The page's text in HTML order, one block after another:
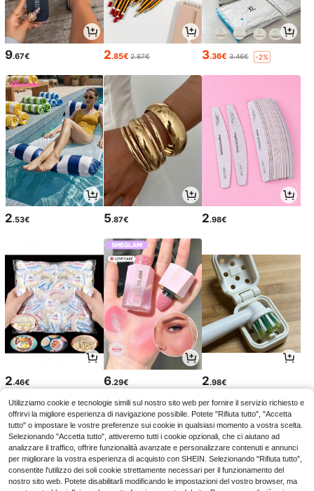
9.67€ 2.85€ 2.87€ 3.36€ 3.46€ -2%
2.53€ 5.87€ 2.98€
2.46€ 6.29€ 2.98€
Utilizziamo cookie e tecnologie simili sul nostro sito web per fornire il servizio richiesto e
offrirvi la migliore esperienza di navigazione possibile. Potete "Rifiuta tutto", "Accetta
tutto" o impostare le vostre preferenze sui cookie in qualsiasi momento a vostra scelta.
Selezionando "Accetta tutto", attiveremo tutti i cookie opzionali, che ci aiutano ad
analizzare il traffico, offrire funzionalità avanzate e personalizzare contenuti e annunci
per migliorare la vostra esperienza di acquisto con SHEIN. Selezionando "Rifiuta tutto",
consentite l'utilizzo dei soli cookie strettamente necessari per il funzionamento del
nostro sito web. Potete disabilitarli modificando le impostazioni del vostro browser, ma